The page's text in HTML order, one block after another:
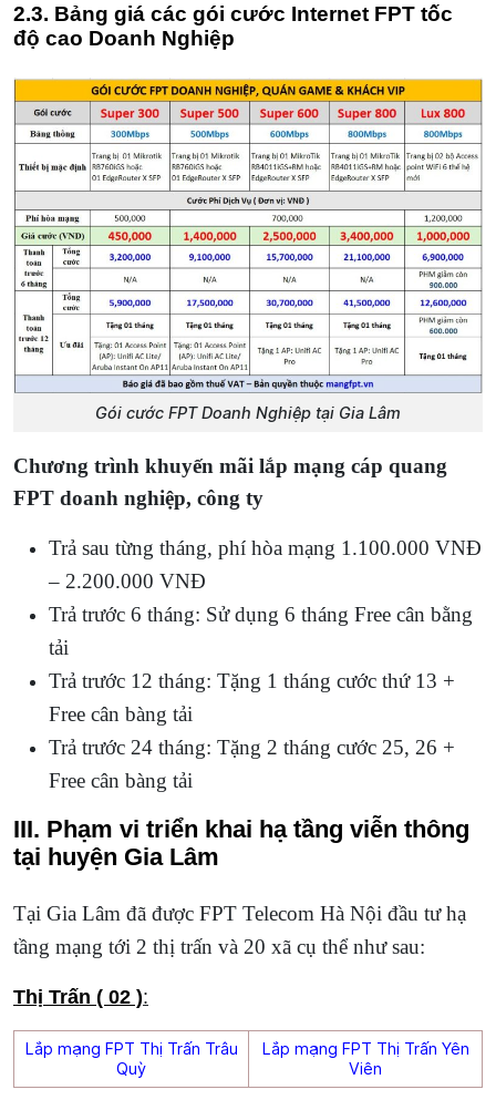
2.3. Bảng giá các gói cước Internet FPT tốc
độ cao Doanh Nghiệp
Gói cước FPT Doanh Nghiệp tại Gia Lâm
Chương trình khuyến mãi lắp mạng cáp quang
FPT doanh nghiệp, công ty
Trả sau từng tháng, phí hòa mạng 1.100.000 VNĐ
– 2.200.000 VNĐ
Trả trước 6 tháng: Sử dụng 6 tháng Free cân bằng
tải
Trả trước 12 tháng: Tặng 1 tháng cước thứ 13 +
Free cân bàng tải
Trả trước 24 tháng: Tặng 2 tháng cước 25, 26 +
Free cân bàng tải
III. Phạm vi triển khai hạ tầng viễn thông
tại huyện Gia Lâm
Tại Gia Lâm đã được FPT Telecom Hà Nội đầu tư hạ
tầng mạng tới 2 thị trấn và 20 xã cụ thể như sau:
Thị Trấn ( 02 ):
Lắp mạng FPT Thị Trấn Trâu
Quỳ
Lắp mạng FPT Thị Trấn Yên
Viên